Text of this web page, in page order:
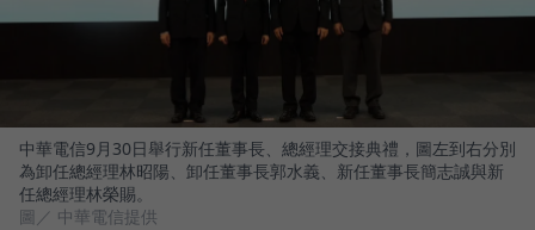
中華電信9月30日舉行新任董事長、總經理交接典禮，圖左到右分別
為卸任總經理林昭陽、卸任董事長郭水義、新任董事長簡志誠與新
任總經理林榮賜。
圖／ 中華電信提供